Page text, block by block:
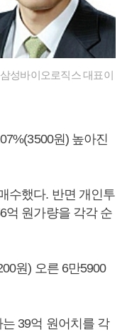
성바이오로직스 대표이
원) 높아진
수했다. 반면 개인투
억 원가량을 각각 순
원) 오른 6만5900
39억 원어치를 각